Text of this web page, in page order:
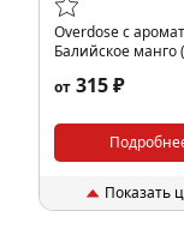
Overdose с
Балийское манго
от 315 ₽
Показать